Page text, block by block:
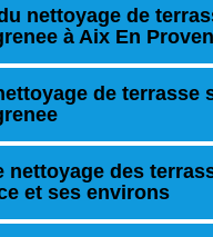
nettoyage de
à Aix En
de
nettoyage des
et ses environs